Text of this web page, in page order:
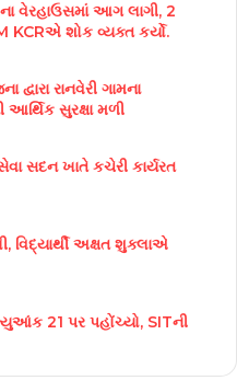
વેરહાઉસમાં આગ લાગી, 2
KCRએ શોક વ્યક્ત કર્યો.
દ્વારા રાનવેરી ગામના
સુરક્ષા મળી
સદન ખાતે કચેરી કાર્યરત
વિદ્યાર્થી અક્ષત શુક્લાએ
21 પર પહોંચ્યો, SITની